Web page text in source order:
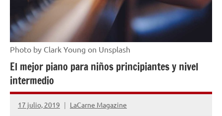
Photo by Clark Young on Unsplash
El mejor piano para niños principiantes y nivel
intermedio
17 julio, 2019 LaCarne Magazine
5